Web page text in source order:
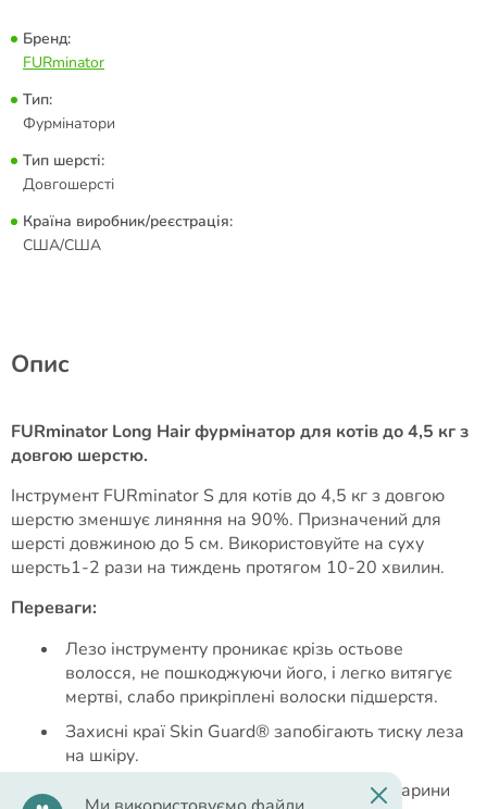
Бренд:
FURminator
Тип:
Фурмінатори
Тип шерсті:
Довгошерсті
Країна виробник/реєстрація:
США/США
Опис
FURminator Long Hair фурмінатор для котів до 4,5 кг з
довгою шерстю.
Інструмент FURminator S для котів до 4,5 кг з довгою
шерстю зменшує линяння на 90%. Призначений для
шерсті довжиною до 5 см. Використовуйте на суху
шерсть1-2 рази на тиждень протягом 10-20 хвилин.
Переваги:
Лезо інструменту проникає крізь остьове
волосся, не пошкоджуючи його, і легко витягує
мертві, слабо прикріплені волоски підшерстя.
Захисні краї Skin Guard® запобігають тиску леза
на шкіру.
Вигнуте лезо відповідає контурам тіла тварини